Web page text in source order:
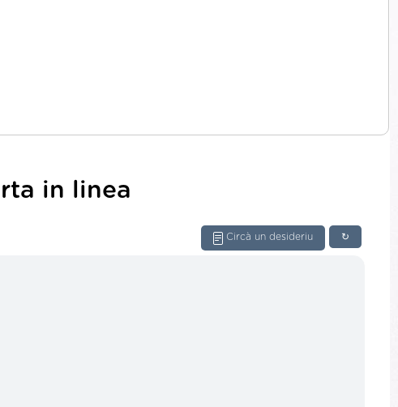
in linea
↻
Circà un desideriu